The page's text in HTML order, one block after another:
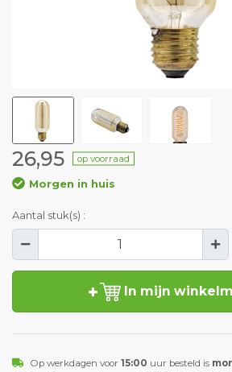
26,95 op voorraad
Morgen in huis
Aantal stuk(s) :
In mijn
Op werkdagen voor 15:00 uur besteld is